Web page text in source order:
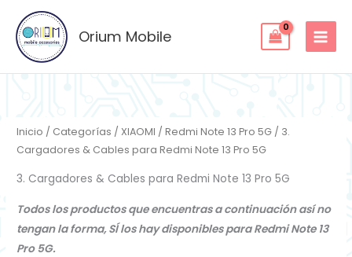
contenido
Orium Mobile
Inicio / Categorías / XIAOMI /Redmi Note 13 Pro 5G / 3.
Cargadores & Cables para Redmi Note 13 Pro 5G
3. Cargadores & Cables para Redmi Note 13 Pro 5G
Todos los productos que encuentras a continuación así no
tengan la forma, SÍ los hay disponibles para Redmi Note 13
Pro 5G.
últimos